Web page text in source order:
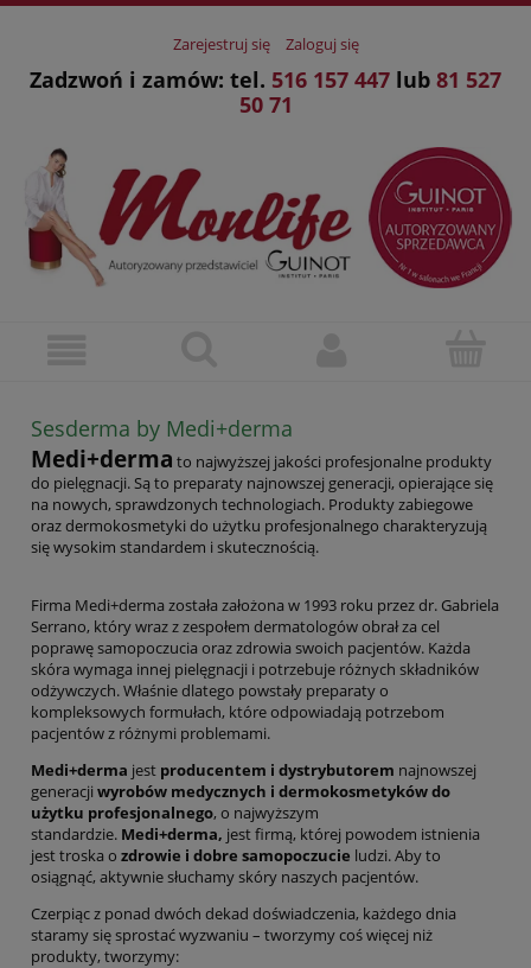
Zarejestruj się Zaloguj się
Zadzwoń i zamów: tel. 516 157 447 lub 81 527
50 71
Sesderma by Medi+derma
Medi+derma to najwyższej jakości profesjonalne produkty
do pielęgnacji. Są to preparaty najnowszej generacji, opierające się
na nowych, sprawdzonych technologiach. Produkty zabiegowe
oraz dermokosmetyki do użytku profesjonalnego charakteryzują
się wysokim standardem i skutecznością.
Firma Medi+derma została założona w 1993 roku przez dr. Gabriela
Serrano, który wraz z zespołem dermatologów obrał za cel
poprawę samopoczucia oraz zdrowia swoich pacjentów. Każda
skóra wymaga innej pielęgnacji i potrzebuje różnych składników
odżywczych. Właśnie dlatego powstały preparaty o
kompleksowych formułach, które odpowiadają potrzebom
pacjentów z różnymi problemami.
Medi+derma jest producentem i dystrybutorem najnowszej
generacji wyrobów medycznych i dermokosmetyków do
użytku profesjonalnego, o najwyższym
standardzie. Medi+derma, jest firmą, której powodem istnienia
jest troska o zdrowie i dobre samopoczucie ludzi. Aby to
osiągnąć, aktywnie słuchamy skóry naszych pacjentów.
Czerpiąc z ponad dwóch dekad doświadczenia, każdego dnia
staramy się sprostać wyzwaniu – tworzymy coś więcej niż
produkty, tworzymy: